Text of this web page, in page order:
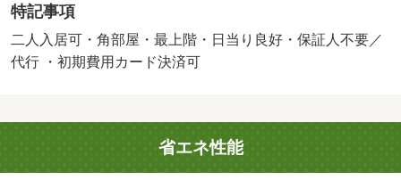
ッフが皆様のご来店、笑顔でお待ちしております。／バス
トイレ別／エアコン／ガスコンロ対応／クロゼット／フロ
ーリング／シャワー付洗面台／ＴＶインターホン／浴室乾
所独立／洗面化粧台／駐輪場／宅配ボックス／ＣＡＴＶ／
即入居可／最上階／ＢＳ・ＣＳ／対面式キッチン／防犯カ
メラ／保証人不要／ＣＡＴＶインターネット／二人入居相
特記事項
二人入居可・角部屋・最上階・日当り良好・保証人不要／
代行 ・初期費用カード決済可
省エネ性能